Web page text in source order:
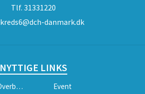
Tlf. 31331220
kreds6@dch-danmark.dk
NYTTIGE LINKS
Tilmelding Igu Og Overbygning
Event